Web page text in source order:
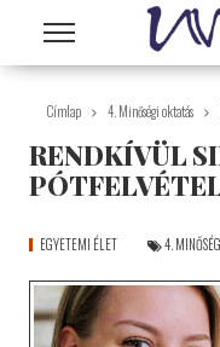
Ugrás a tartalomra
Címlap 4. Minőségi oktatás
RENDKÍVÜL
EGYETEMI ÉLET 4.